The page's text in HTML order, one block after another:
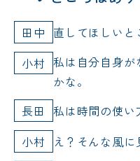
田中 直してほしいと
小村 私は自分自身が
かな。
長田
私は時間の使い
小村
え？そんな風